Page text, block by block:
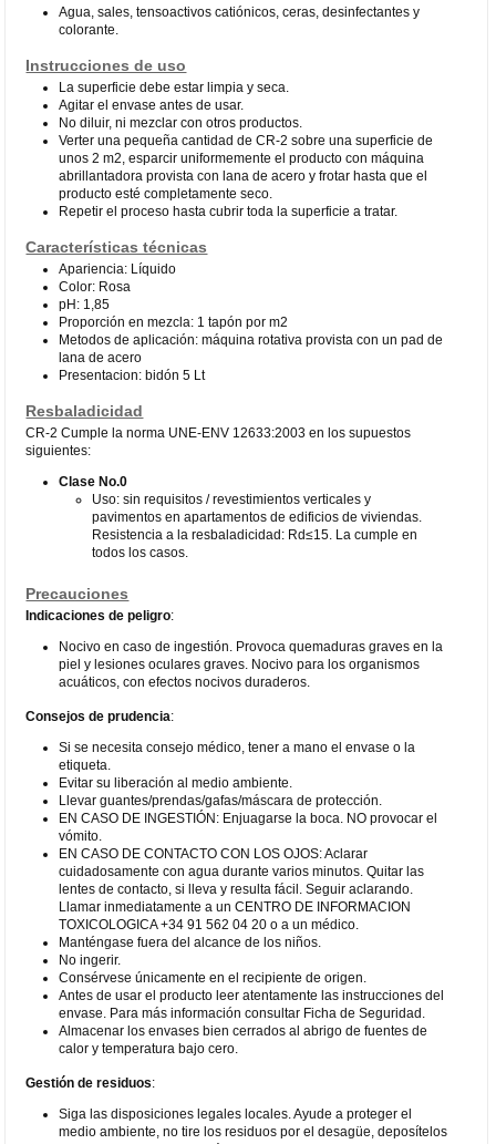
Agua, sales, tensoactivos catiónicos, ceras, desinfectantes y
colorante.
Instrucciones de uso
La superficie debe estar limpia y seca.
Agitar el envase antes de usar.
No diluir, ni mezclar con otros productos.
Verter una pequeña cantidad de CR-2 sobre una superficie de
unos 2 m2, esparcir uniformemente el producto con máquina
abrillantadora provista con lana de acero y frotar hasta que el
producto esté completamente seco.
Repetir el proceso hasta cubrir toda la superficie a tratar.
Características técnicas
Apariencia: Líquido
Color: Rosa
pH: 1,85
Proporción en mezcla: 1 tapón por m2
Metodos de aplicación: máquina rotativa provista con un pad de
lana de acero
Presentacion: bidón 5 Lt
Resbaladicidad
CR-2 Cumple la norma UNE-ENV 12633:2003 en los supuestos
siguientes:
Clase No.0
Uso: sin requisitos / revestimientos verticales y
pavimentos en apartamentos de edificios de viviendas.
Resistencia a la resbaladicidad: Rd≤15. La cumple en
todos los casos.
Precauciones
Indicaciones de peligro:
Nocivo en caso de ingestión. Provoca quemaduras graves en la
piel y lesiones oculares graves. Nocivo para los organismos
acuáticos, con efectos nocivos duraderos.
Consejos de prudencia:
Si se necesita consejo médico, tener a mano el envase o la
etiqueta.
Evitar su liberación al medio ambiente.
Llevar guantes/prendas/gafas/máscara de protección.
EN CASO DE INGESTIÓN: Enjuagarse la boca. NO provocar el
vómito.
EN CASO DE CONTACTO CON LOS OJOS: Aclarar
cuidadosamente con agua durante varios minutos. Quitar las
lentes de contacto, si lleva y resulta fácil. Seguir aclarando.
Llamar inmediatamente a un CENTRO DE INFORMACION
TOXICOLOGICA +34 91 562 04 20 o a un médico.
Manténgase fuera del alcance de los niños.
No ingerir.
Consérvese únicamente en el recipiente de origen.
Antes de usar el producto leer atentamente las instrucciones del
envase. Para más información consultar Ficha de Seguridad.
Almacenar los envases bien cerrados al abrigo de fuentes de
calor y temperatura bajo cero.
Gestión de residuos:
Siga las disposiciones legales locales. Ayude a proteger el
medio ambiente, no tire los residuos por el desagüe, deposítelos